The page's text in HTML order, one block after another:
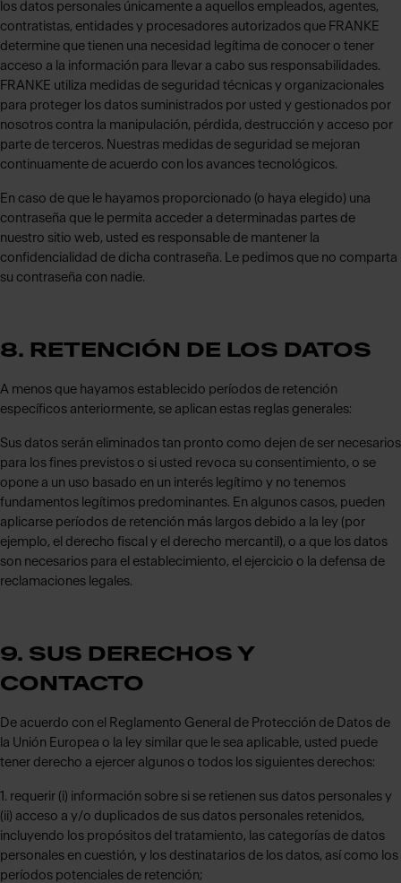
los datos personales únicamente a aquellos empleados, agentes,
contratistas, entidades y procesadores autorizados que FRANKE
determine que tienen una necesidad legítima de conocer o tener
acceso a la información para llevar a cabo sus responsabilidades.
FRANKE utiliza medidas de seguridad técnicas y organizacionales
para proteger los datos suministrados por usted y gestionados por
nosotros contra la manipulación, pérdida, destrucción y acceso por
parte de terceros. Nuestras medidas de seguridad se mejoran
continuamente de acuerdo con los avances tecnológicos.
En caso de que le hayamos proporcionado (o haya elegido) una
contraseña que le permita acceder a determinadas partes de
nuestro sitio web, usted es responsable de mantener la
confidencialidad de dicha contraseña. Le pedimos que no comparta
su contraseña con nadie.
8. RETENCIÓN DE LOS DATOS
A menos que hayamos establecido períodos de retención
específicos anteriormente, se aplican estas reglas generales:
Sus datos serán eliminados tan pronto como dejen de ser necesarios
para los fines previstos o si usted revoca su consentimiento, o se
opone a un uso basado en un interés legítimo y no tenemos
fundamentos legítimos predominantes. En algunos casos, pueden
aplicarse períodos de retención más largos debido a la ley (por
ejemplo, el derecho fiscal y el derecho mercantil), o a que los datos
son necesarios para el establecimiento, el ejercicio o la defensa de
reclamaciones legales.
9. SUS DERECHOS Y
CONTACTO
De acuerdo con el Reglamento General de Protección de Datos de
la Unión Europea o la ley similar que le sea aplicable, usted puede
tener derecho a ejercer algunos o todos los siguientes derechos:
1. requerir (i) información sobre si se retienen sus datos personales y
(ii) acceso a y/o duplicados de sus datos personales retenidos,
incluyendo los propósitos del tratamiento, las categorías de datos
personales en cuestión, y los destinatarios de los datos, así como los
períodos potenciales de retención;